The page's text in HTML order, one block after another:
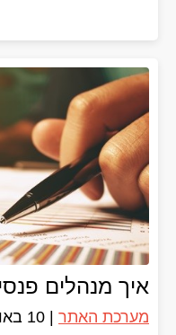
איך מנהלים
מערכת האתר 10 באוגוסט 2017